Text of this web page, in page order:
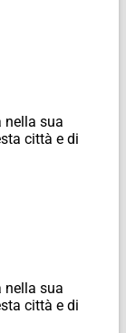
nella sua
città e di
nella sua
città e di